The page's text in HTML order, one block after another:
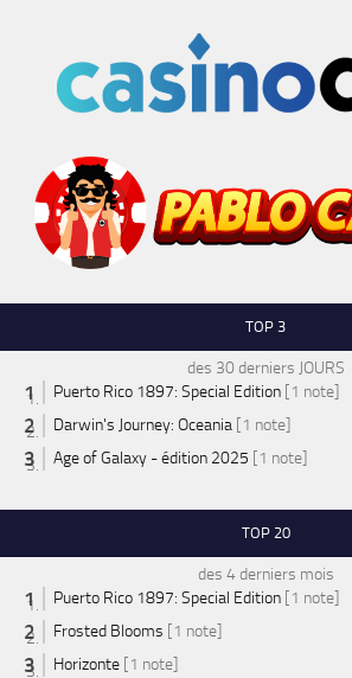
TOP 3
des 30 derniers JOURS
Puerto Rico 1897: Special Edition [1 note]
Darwin's Journey: Oceania [1 note]
Age of Galaxy - édition 2025 [1 note]
TOP 20
des 4 derniers mois
Puerto Rico 1897: Special Edition [1 note]
Frosted Blooms [1 note]
Horizonte [1 note]